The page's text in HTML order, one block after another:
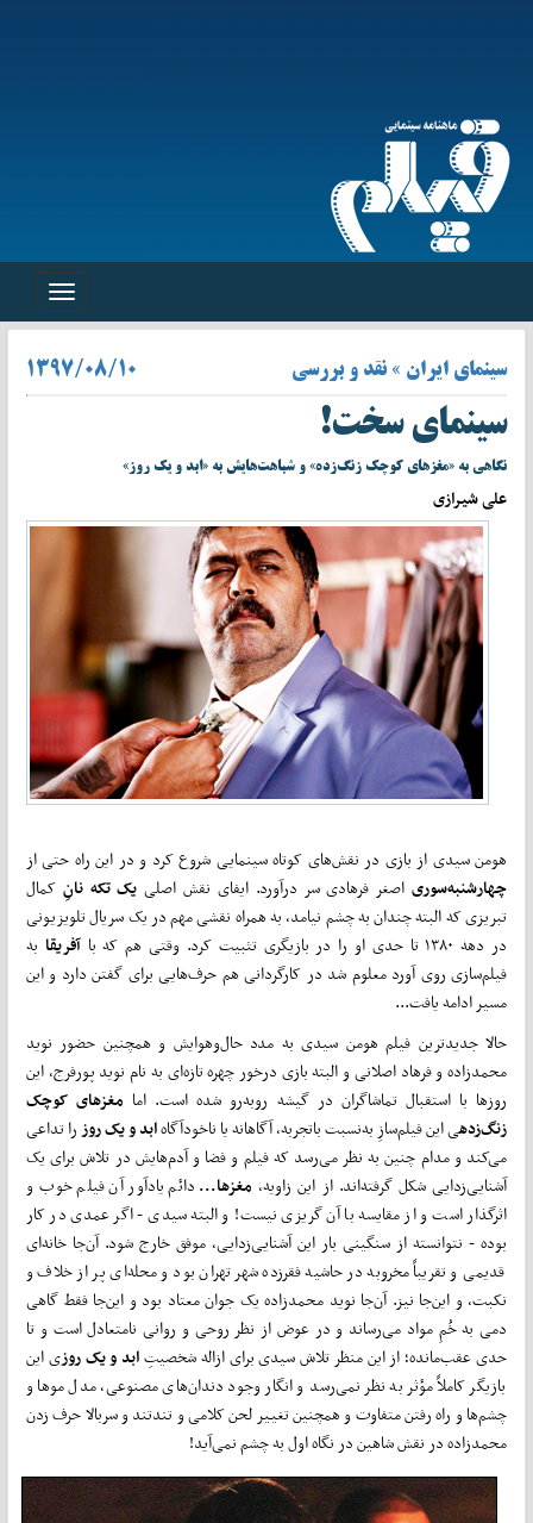
Toggle
سینمای ایران » نقد و بررسی ۱۳۹۷/۰۸/۱۰
سینمای سخت!
نگاهی به «مغزهای کوچک زنگ‌زده» و شباهت‌هایش به «ابد و یک روز»
علی شیرازی
هومن سیدی از بازی در نقش‌های کوتاه سینمایی شروع کرد و در این راه حتی از
چهارشنبه‌سوریاصغر فرهادی سر درآورد. ایفای نقش اصلی یک تکه نانِکمال
تبریزی که البته چندان به چشم نیامد، به همراه نقشی مهم در یک سریال تلویزیونی
در دهه ۱۳۸۰ تا حدی او را در بازیگری تثبیت کرد. وقتی هم که با
آفریقابه
فیلم‌سازی روی آورد معلوم شد در کارگردانی هم حرف‌هایی برای گفتن دارد و این
مسیر ادامه یافت...
حالا جدیدترین فیلم هومن سیدی به مدد حال‌وهوایش و همچنین حضور نوید
محمدزاده و فرهاد اصلانی و البته بازی درخور چهره تازه‌ای به نام نوید پورفرج، این
روزها با استقبال تماشاگران در گیشه روبه‌رو شده است. اما مغزهای کوچک
زنگ‌زدهی این فیلم‌سازِ به‌نسبت باتجربه، آگاهانه یا ناخودآگاهابد و یک روزرا تداعی
می‌کند و مدام چنین به نظر می‌رسد که فیلم و فضا و آدم‌هایش در تلاش برای یک
آشنایی‌زدایی شکل گرفته‌اند. از این زاویه، مغزها...دائم یادآور آن فیلم خوب و
اثرگذار است و از مقایسه با آن گریزی نیست! و البته سیدی - اگر عمدی در کار
بوده - نتوانسته از سنگینی بار این آشنایی‌زدایی، موفق خارج شود. آن‌جا خانه‌ای
قدیمی و تقریباً مخروبه در حاشیه فقرزده شهر تهران بود و محله‌ای پر از خلاف و
نکبت، و این‌جا نیز. آن‌جا نوید محمدزاده یک جوان معتاد بود و این‌جا فقط گاهی
دمی به خُمِ مواد می‌رساند و در عوض از نظر روحی و روانی نامتعادل است و تا
حدی عقب‌مانده؛ از این منظر تلاش سیدی برای ازاله شخصیتِابد و یک روزی این
بازیگر کاملاً مؤثر به نظر نمی‌رسد و انگار وجود دندان‌های مصنوعی، مدل موها و
چشم‌ها و راه رفتن متفاوت و همچنین تغییر لحن کلامی و تندتند و سربالا حرف زدن
محمدزاده در نقش شاهین در نگاه اول به چشم نمی‌آید!